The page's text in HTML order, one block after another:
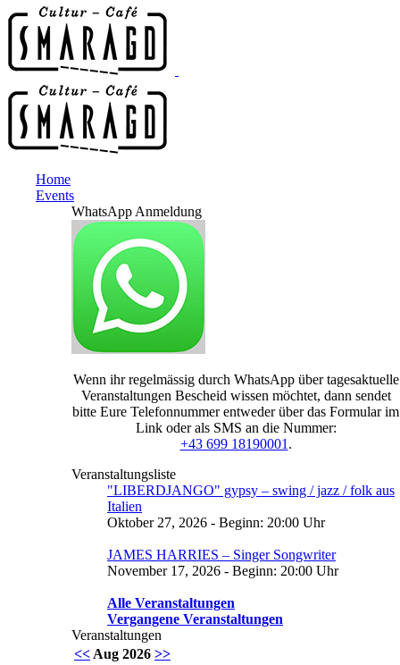
Home
Events
WhatsApp Anmeldung
Wenn ihr regelmässig durch WhatsApp über tagesaktuelle
Veranstaltungen Bescheid wissen möchtet, dann sendet
bitte Eure Telefonnummer entweder über das Formular im
Link oder als SMS an die Nummer:
+43 699 18190001 .
Veranstaltungsliste
"LIBERDJANGO" gypsy – swing / jazz / folk aus
Italien
Oktober 27, 2026 - Beginn: 20:00 Uhr
JAMES HARRIES – Singer Songwriter
November 17, 2026 - Beginn: 20:00 Uhr
Alle Veranstaltungen
Vergangene Veranstaltungen
Veranstaltungen
<< Aug 2026 >>